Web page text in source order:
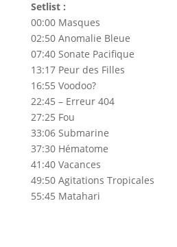
Setlist :
00:00​ Masques
02:50​ Anomalie Bleue
07:40​ Sonate Pacifique
13:17​ Peur des Filles
16:55​ Voodoo?
22:45​ – Erreur 404
27:25​ Fou
33:06​ Submarine
37:30​ Hématome
41:40​ Vacances
49:50​ Agitations Tropicales
55:45​ Matahari